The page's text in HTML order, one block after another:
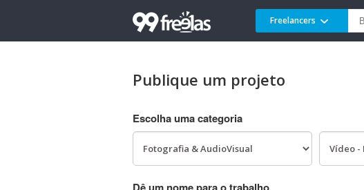
Freelancers
Publique um projeto
Escolha uma categoria